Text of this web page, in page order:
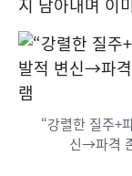
지 담아내며 이
“강렬한 질주+
신→파격